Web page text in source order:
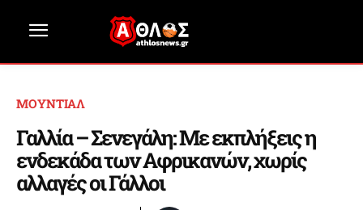
ΜΟΥΝΤΙΑΛ
Γαλλία – Σενεγάλη: Με εκπλήξεις η
ενδεκάδα των Αφρικανών, χωρίς
αλλαγές οι Γάλλοι